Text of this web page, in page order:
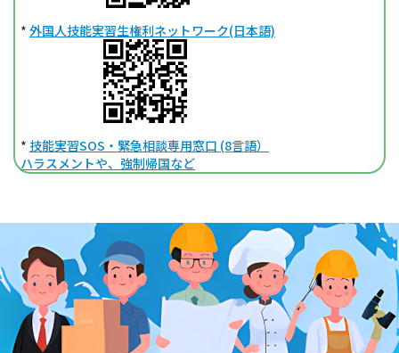
* 外国人技能実習生権利ネットワーク(日本語)
* 技能実習SOS・緊急相談専用窓口 (8言語）
ハラスメントや、強制帰国など